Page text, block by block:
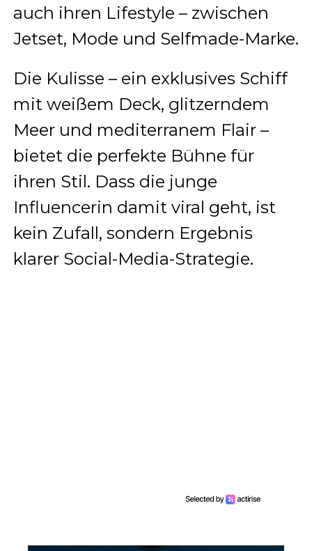
auch ihren Lifestyle – zwischen
Jetset, Mode und Selfmade-Marke.
Die Kulisse – ein exklusives Schiff
mit weißem Deck, glitzerndem
Meer und mediterranem Flair –
bietet die perfekte Bühne für
ihren Stil. Dass die junge
Influencerin damit viral geht, ist
kein Zufall, sondern Ergebnis
klarer Social-Media-Strategie.